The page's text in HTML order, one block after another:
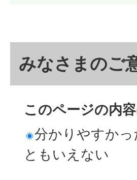
みなさまのご
このページの内
分かりやすかっ
ともいえない